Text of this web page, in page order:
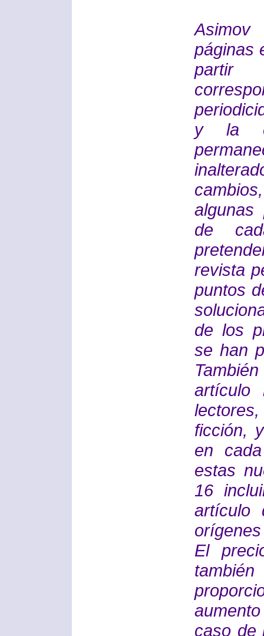
Asimov
páginas
y la
algunas
de
revista
puntos
de los
se han
artículo
ficción,
en
estas
16
artículo
El
caso de